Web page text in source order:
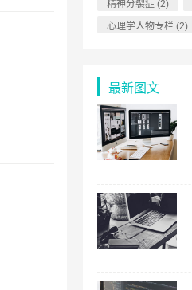
精神分裂症 (2)
心理学人物专栏 (2)
最新图文